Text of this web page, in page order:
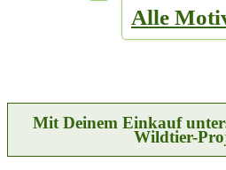
Alle
Mit Deinem Einkauf
Wildtier-